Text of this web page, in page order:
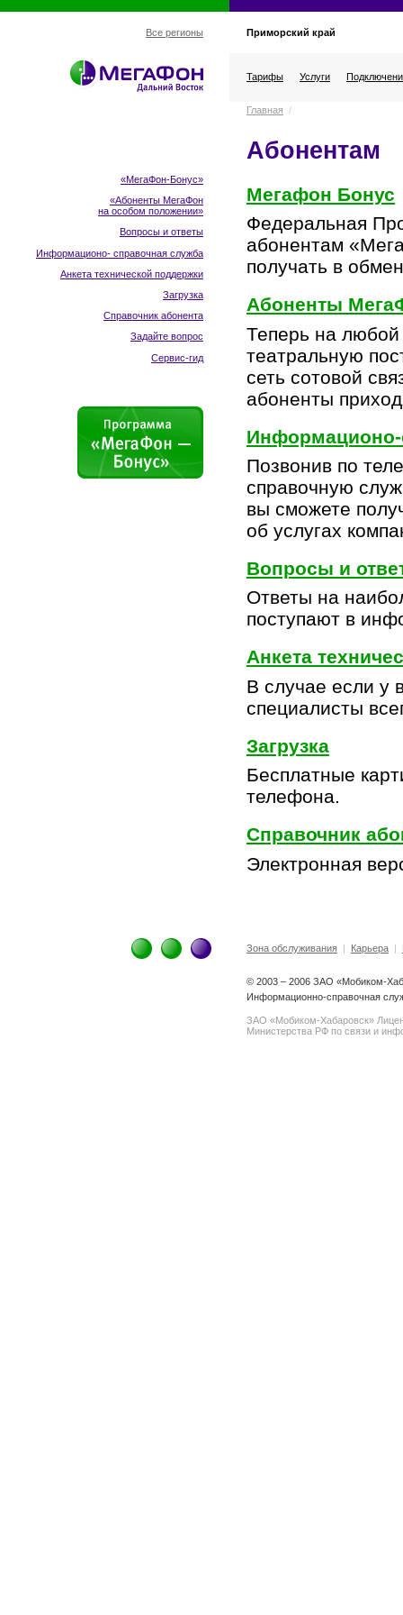
Все регионы Приморский край
Тарифы Услуги
«МегаФон-Бонус»
«Абоненты МегаФон
на особом положении»
Вопросы и ответы
Информационо- справочная служба
Анкета технической поддержки
Загрузка
Справочник абонента
Задайте вопрос
Сервис-гид
Главная /
Абонентам
Мегафон Бонус
Федеральная
абонентам
получать в
Абоненты
Теперь на любой
театральную
сеть сотовой
абоненты
Информационо-
Позвонив по
справочную
вы сможете
об услугах
Вопросы и
Ответы на
поступают в
Анкета
В случае если у
специалисты
Загрузка
Бесплатные
телефона.
Справочник
Электронная
Зона обслуживания| Карьера|
© 2003 – 2006 ЗАО «Мобиком-
Информационно-справочная
ЗАО «Мобиком-Хабаровск»
Министерства РФ по связи и